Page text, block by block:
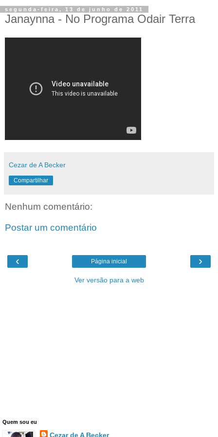
segunda-feira, 13 de junho de 2011
Janaynna - No Programa Odair Terra
Cezar de A Becker
Compartilhar
Nenhum comentário:
Postar um comentário
‹ ›
Página inicial
Ver versão para a web
Quem sou eu
Cezar de A Becker